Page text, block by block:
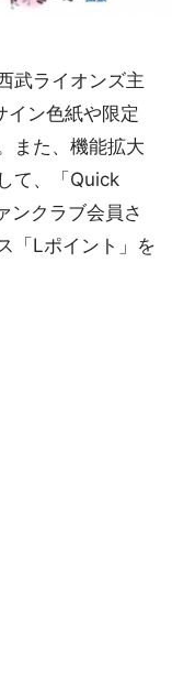
武ライオンズ主
イン色紙や限定
また、機能拡大
て、「Quick
ンクラブ会員さ
「Lポイント」を